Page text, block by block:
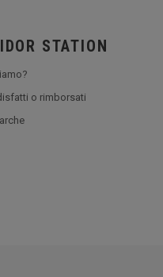
STATION
o rimborsati